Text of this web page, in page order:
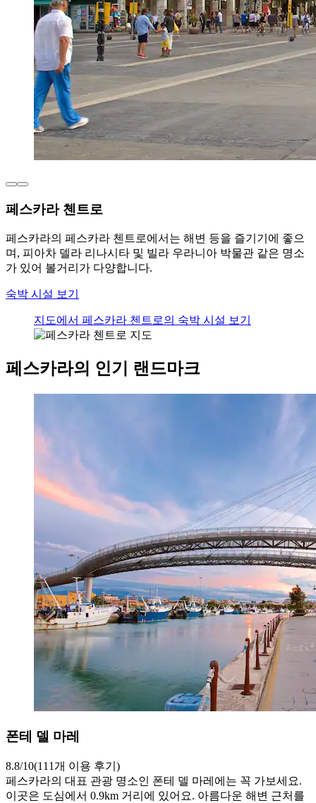
페스카라 첸트로
페스카라의 페스카라 첸트로에서는 해변 등을 즐기기에 좋으
며, 피아차 델라 리나시타 및 빌라 우라니아 박물관 같은 명소
가 있어 볼거리가 다양합니다.
숙박 시설 보기
지도에서 페스카라 첸트로의 숙박 시설 보기
페스카라의 인기 랜드마크
폰테 델 마레
8.8/10(111개 이용 후기)
페스카라의 대표 관광 명소인 폰테 델 마레에는 꼭 가보세요.
이곳은 도심에서 0.9km 거리에 있어요. 아름다운 해변 근처를